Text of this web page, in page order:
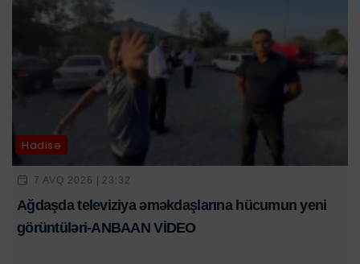
Hadisə
7 AVQ 2026 | 23:32
Ağdaşda televiziya əməkdaşlarına hücumun yeni
görüntüləri-ANBAAN VİDEO